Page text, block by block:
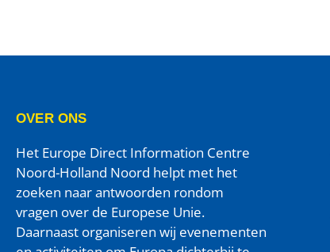
OVER ONS
Het Europe Direct Information Centre
Noord-Holland Noord helpt met het
zoeken naar antwoorden rondom
vragen over de Europese Unie.
Daarnaast organiseren wij evenementen